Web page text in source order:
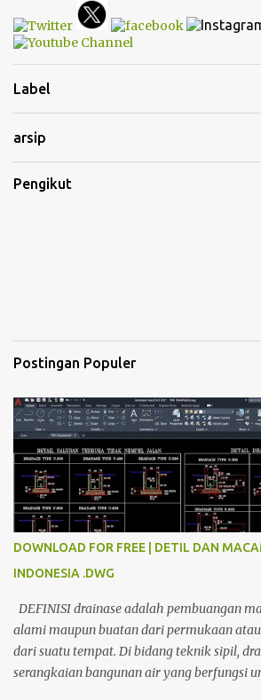
Label
arsip
Pengikut
Postingan Populer
DOWNLOAD FOR FREE | DETIL DAN
INDONESIA .DWG
DEFINISI drainase adalah pembuangan
alami maupun buatan dari permukaan
dari suatu tempat. Di bidang teknik sipil,
serangkaian bangunan air yang berfungsi